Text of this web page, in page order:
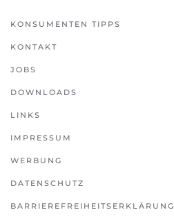
KONSUMENTEN TIPPS
KONTAKT
JOBS
DOWNLOADS
LINKS
IMPRESSUM
WERBUNG
DATENSCHUTZ
BARRIEREFREIHEITSERKLÄRUNG